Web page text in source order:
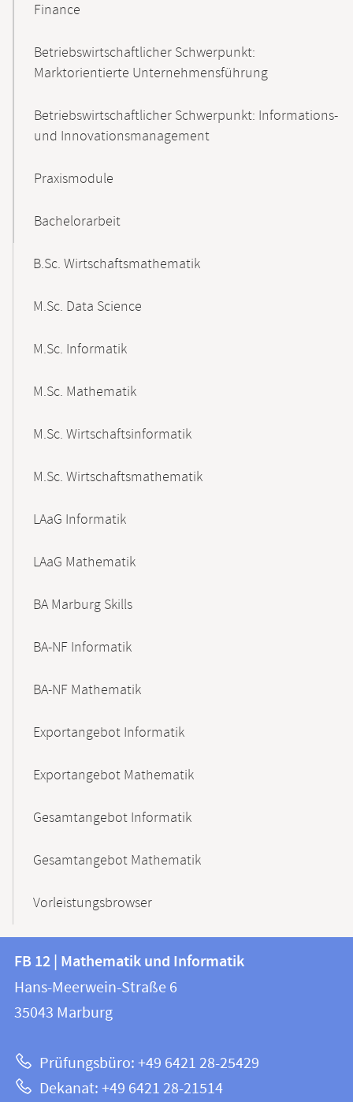
Finance
Betriebswirtschaftlicher Schwerpunkt:
Marktorientierte Unternehmensführung
Betriebswirtschaftlicher Schwerpunkt: Informations-
und Innovationsmanagement
Praxismodule
Bachelorarbeit
B.Sc. Wirtschaftsmathematik
M.Sc. Data Science
M.Sc. Informatik
M.Sc. Mathematik
M.Sc. Wirtschaftsinformatik
M.Sc. Wirtschaftsmathematik
LAaG Informatik
LAaG Mathematik
BA Marburg Skills
BA-NF Informatik
BA-NF Mathematik
Exportangebot Informatik
Exportangebot Mathematik
Gesamtangebot Informatik
Gesamtangebot Mathematik
Vorleistungsbrowser
Kontakt
und
Informationen
Website
FB
12
|
und
Informatik
FB 12 | Mathematik und Informatik
Hans-Meerwein-Straße 6
35043 Marburg
Prüfungsbüro: +49 6421 28-25429
Dekanat: +49 6421 28-21514